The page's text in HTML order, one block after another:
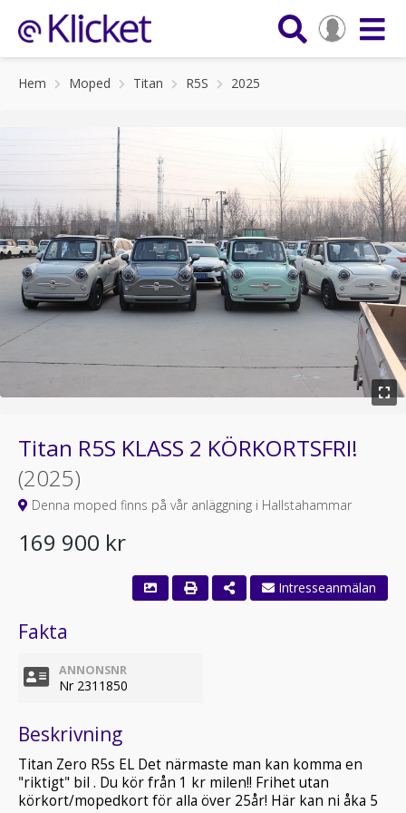
Hem Moped Titan R5S 2025
Titan R5S KLASS 2 KÖRKORTSFRI!
(2025)
Denna moped finns på vår anläggning i Hallstahammar
169 900 kr
Intresseanmälan
Fakta
ANNONSNR
Nr 2311850
Beskrivning
Titan Zero R5s EL Det närmaste man kan komma en
"riktigt" bil . Du kör från 1 kr milen!! Frihet utan
körkort/mopedkort för alla över 25år! Här kan ni åka 5